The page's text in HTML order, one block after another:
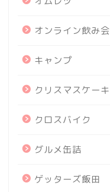
オンライン飲み会
キャンプ
クリスマスケーキ
クロスバイク
グルメ缶詰
ゲッターズ飯田